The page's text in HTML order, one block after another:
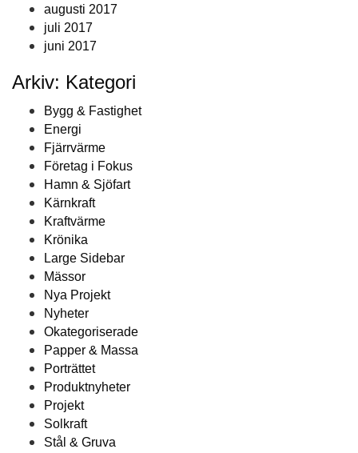
augusti 2017
juli 2017
juni 2017
Arkiv: Kategori
Bygg & Fastighet
Energi
Fjärrvärme
Företag i Fokus
Hamn & Sjöfart
Kärnkraft
Kraftvärme
Krönika
Large Sidebar
Mässor
Nya Projekt
Nyheter
Okategoriserade
Papper & Massa
Porträttet
Produktnyheter
Projekt
Solkraft
Stål & Gruva